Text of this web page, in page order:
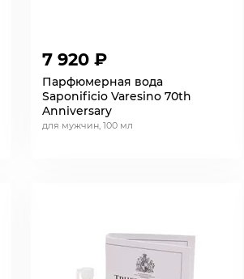
7 920 ₽
Парфюмерная вода
Saponificio Varesino 70th
Anniversary
для мужчин, 100 мл